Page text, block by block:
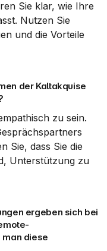
Sie klar, wie Ihre
Nutzen Sie
und die Vorteile
der Kaltakquise
zu sein.
Sie, dass Sie die
Unterstützung zu
ergeben sich bei
diese